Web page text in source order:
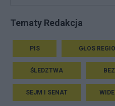
Tematy Redakcja
PIS GŁOS
ŚLEDZTWA
SEJM I SENAT